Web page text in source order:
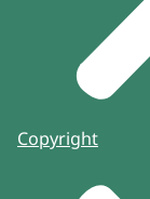
Copyright